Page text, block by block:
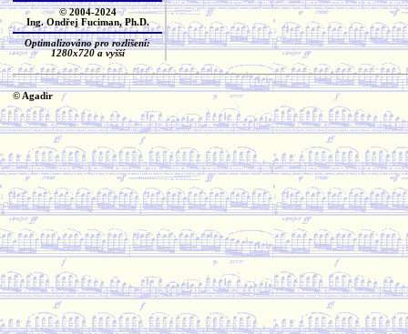
© 2004-2024
Ing. Ondřej Fuciman, Ph.D.
Optimalizováno pro rozlišení:
1280x720 a vyšší
© Agadir